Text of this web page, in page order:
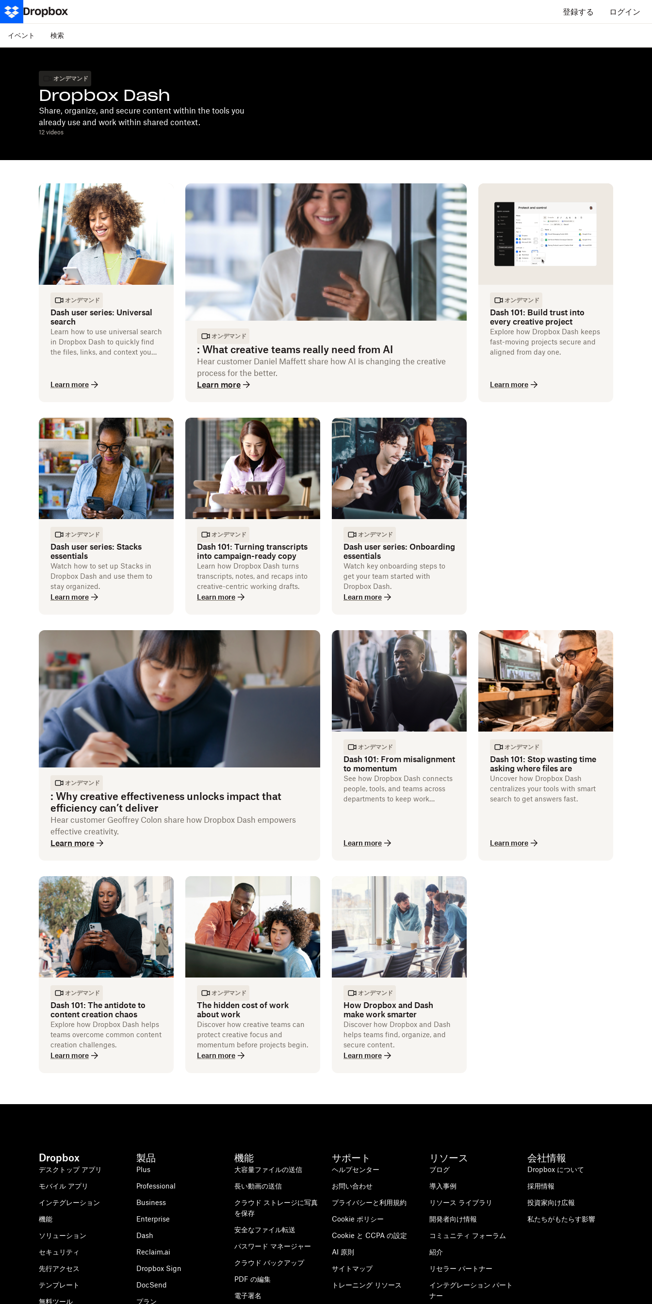
登録する ログイン
イベント 検索
オンデマンド
Dropbox Dash
Share, organize, and secure content within the tools you
already use and work within shared context.
12 videos
オンデマンド
Dash user series: Universal
search
Learn how to use universal search
in Dropbox Dash to quickly find
the files, links, and context you
Learn more
オンデマンド
: What creative teams really need from AI
Hear customer Daniel Maffett share how AI is changing the creative
process for the better.
Learn more
オンデマンド
Dash 101: Build trust into
every creative project
Explore how Dropbox Dash keeps
fast-moving projects secure and
aligned from day one.
Learn more
オンデマンド
Dash user series: Stacks
essentials
Watch how to set up Stacks in
Dropbox Dash and use them to
stay organized.
Learn more
オンデマンド
Dash 101: Turning transcripts
into campaign-ready copy
Learn how Dropbox Dash turns
transcripts, notes, and recaps into
creative-centric working drafts.
Learn more
オンデマンド
Dash user series: Onboarding
essentials
Watch key onboarding steps to
get your team started with
Dropbox Dash.
Learn more
オンデマンド
: Why creative effectiveness unlocks impact that
efficiency can’t deliver
Hear customer Geoffrey Colon share how Dropbox Dash empowers
effective creativity.
Learn more
オンデマンド
Dash 101: From misalignment
to momentum
See how Dropbox Dash connects
people, tools, and teams across
departments to keep work
Learn more
オンデマンド
Dash 101: Stop wasting time
asking where files are
Uncover how Dropbox Dash
centralizes your tools with smart
search to get answers fast.
Learn more
オンデマンド
Dash 101: The antidote to
content creation chaos
Explore how Dropbox Dash helps
teams overcome common content
creation challenges.
Learn more
オンデマンド
The hidden cost of work
about work
Discover how creative teams can
protect creative focus and
momentum before projects begin.
Learn more
オンデマンド
How Dropbox and Dash
make work smarter
Discover how Dropbox and Dash
helps teams find, organize, and
secure content.
Learn more
Dropbox
デスクトップ アプリ
モバイル アプリ
インテグレーション
機能
ソリューション
セキュリティ
先行アクセス
テンプレート
無料ツール
製品
Plus
Professional
Business
Enterprise
Dash
Reclaim.ai
Dropbox Sign
DocSend
プラン
機能
大容量ファイルの送信
長い動画の送信
クラウド ストレージに写真
を保存
安全なファイル転送
パスワード マネージャー
クラウド バックアップ
PDF の編集
電子署名
サポート
ヘルプセンター
お問い合わせ
プライバシーと利用規約
Cookie ポリシー
Cookie と CCPA の設定
AI 原則
サイトマップ
トレーニング リソース
リソース
ブログ
導入事例
リソース ライブラリ
開発者向け情報
コミュニティ フォーラム
紹介
リセラー パートナー
インテグレーション パート
ナー
会社情報
Dropbox について
採用情報
投資家向け広報
私たちがもたらす影響